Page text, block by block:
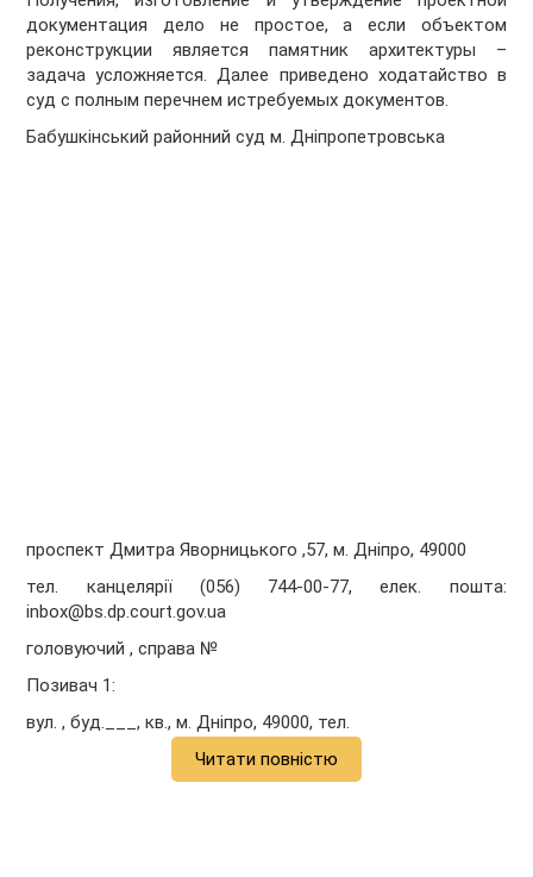
документация дело не простое, а если объектом
реконструкции является памятник архитектуры –
задача усложняется. Далее приведено ходатайство в
суд с полным перечнем истребуемых документов.
Бабушкінський районний суд м. Дніпропетровська
проспект Дмитра Яворницького ,57, м. Дніпро, 49000
тел. канцелярії (056) 744-00-77, елек. пошта:
inbox@bs.dp.court.gov.ua
головуючий , справа №
Позивач 1:
вул. , буд.___, кв., м. Дніпро, 49000, тел.
Читати повністю